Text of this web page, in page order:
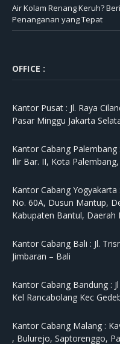
Air Kolam Renang Keruh?
Penanganan yang Tepat
OFFICE :
Kantor Pusat : Jl. Raya
Pasar Minggu Jakarta
Kantor Cabang Palembang :
Ilir Bar. II, Kota
Kantor Cabang Yogyakarta :
No. 60A, Dusun Mantup,
Kabupaten Bantul,
Kantor Cabang Bali : Jl.
Jimbaran – Bali
Kantor Cabang Bandung :
Kel Rancabolang Kec
Kantor Cabang Malang :
, Bulurejo, Saptorenggo,